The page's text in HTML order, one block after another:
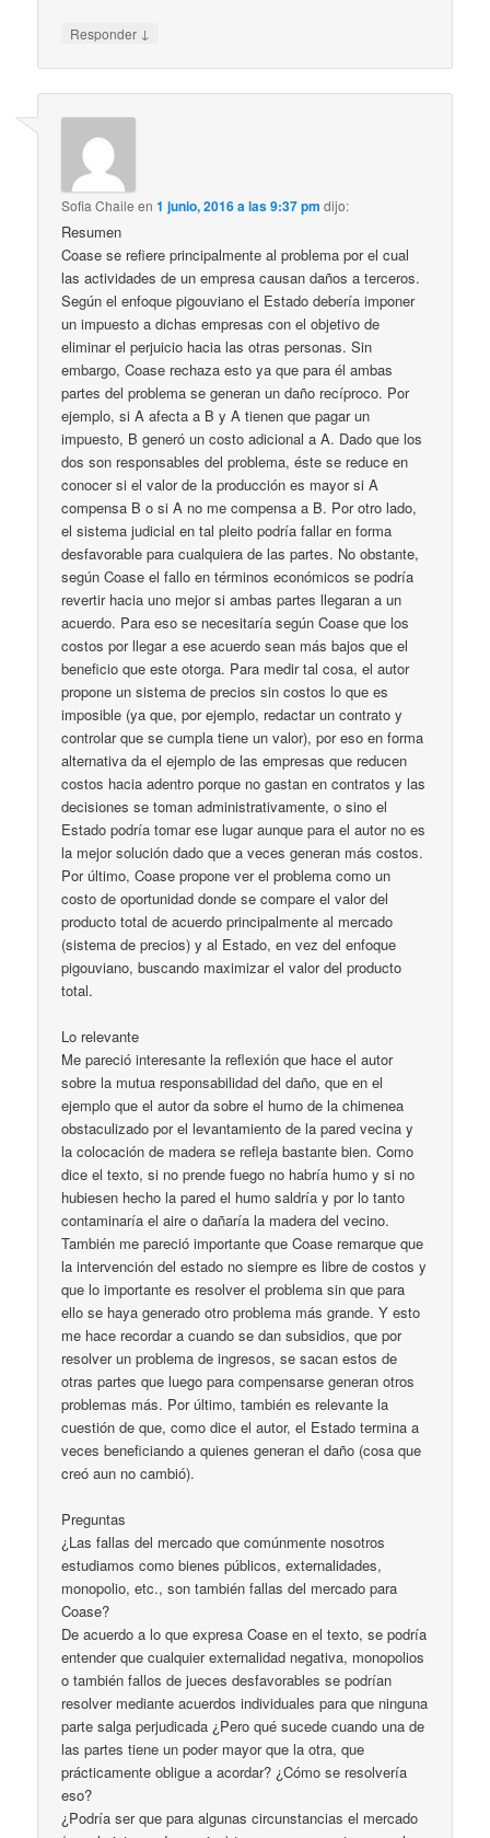
Responder ↓
Sofia Chaile en1 junio, 2016 a las 9:37 pm dijo:
Resumen
Coase se refiere principalmente al problema por el cual
las actividades de un empresa causan daños a terceros.
Según el enfoque pigouviano el Estado debería imponer
un impuesto a dichas empresas con el objetivo de
eliminar el perjuicio hacia las otras personas. Sin
embargo, Coase rechaza esto ya que para él ambas
partes del problema se generan un daño recíproco. Por
ejemplo, si A afecta a B y A tienen que pagar un
impuesto, B generó un costo adicional a A. Dado que los
dos son responsables del problema, éste se reduce en
conocer si el valor de la producción es mayor si A
compensa B o si A no me compensa a B. Por otro lado,
el sistema judicial en tal pleito podría fallar en forma
desfavorable para cualquiera de las partes. No obstante,
según Coase el fallo en términos económicos se podría
revertir hacia uno mejor si ambas partes llegaran a un
acuerdo. Para eso se necesitaría según Coase que los
costos por llegar a ese acuerdo sean más bajos que el
beneficio que este otorga. Para medir tal cosa, el autor
propone un sistema de precios sin costos lo que es
imposible (ya que, por ejemplo, redactar un contrato y
controlar que se cumpla tiene un valor), por eso en forma
alternativa da el ejemplo de las empresas que reducen
costos hacia adentro porque no gastan en contratos y las
decisiones se toman administrativamente, o sino el
Estado podría tomar ese lugar aunque para el autor no es
la mejor solución dado que a veces generan más costos.
Por último, Coase propone ver el problema como un
costo de oportunidad donde se compare el valor del
producto total de acuerdo principalmente al mercado
(sistema de precios) y al Estado, en vez del enfoque
pigouviano, buscando maximizar el valor del producto
total.
Lo relevante
Me pareció interesante la reflexión que hace el autor
sobre la mutua responsabilidad del daño, que en el
ejemplo que el autor da sobre el humo de la chimenea
obstaculizado por el levantamiento de la pared vecina y
la colocación de madera se refleja bastante bien. Como
dice el texto, si no prende fuego no habría humo y si no
hubiesen hecho la pared el humo saldría y por lo tanto
contaminaría el aire o dañaría la madera del vecino.
También me pareció importante que Coase remarque que
la intervención del estado no siempre es libre de costos y
que lo importante es resolver el problema sin que para
ello se haya generado otro problema más grande. Y esto
me hace recordar a cuando se dan subsidios, que por
resolver un problema de ingresos, se sacan estos de
otras partes que luego para compensarse generan otros
problemas más. Por último, también es relevante la
cuestión de que, como dice el autor, el Estado termina a
veces beneficiando a quienes generan el daño (cosa que
creó aun no cambió).
Preguntas
¿Las fallas del mercado que comúnmente nosotros
estudiamos como bienes públicos, externalidades,
monopolio, etc., son también fallas del mercado para
Coase?
De acuerdo a lo que expresa Coase en el texto, se podría
entender que cualquier externalidad negativa, monopolios
o también fallos de jueces desfavorables se podrían
resolver mediante acuerdos individuales para que ninguna
parte salga perjudicada ¿Pero qué sucede cuando una de
las partes tiene un poder mayor que la otra, que
prácticamente obligue a acordar? ¿Cómo se resolvería
eso?
¿Podría ser que para algunas circunstancias el mercado